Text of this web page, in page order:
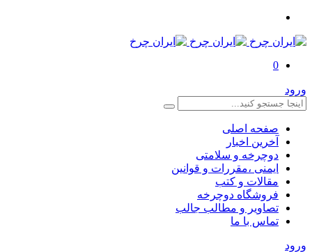
0
ورود
صفحه اصلی
آخرین اخبار
دوچرخه و سلامتی
ایمنی ،مقررات و قوانین
مقالات و کتب
فروشگاه دوچرخه
تصاویر و مطالب جالب
تماس با ما
ورود